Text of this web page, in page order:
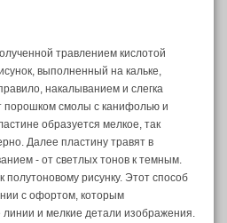
травлением кислотой
выполненный на кальке,
накалыванием и слегка
порошком смолы с канифолью и
образуется мелкое, так
Далее пластину травят в
- от светлых тонов к темным.
полутоновому рисунку. Этот способ
с офортом, которым
линии и мелкие детали изображения.